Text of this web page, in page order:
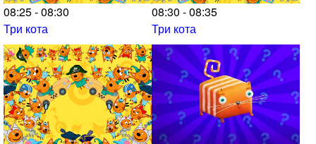
08:25 - 08:30
Три кота
08:30 - 08:35
Три кота